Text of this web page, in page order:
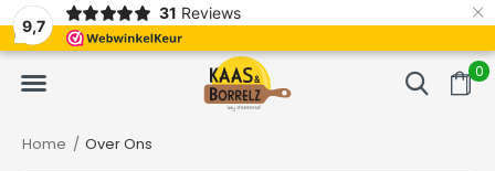
9,7
31 Reviews ×
0
Vaak volgende dag geleverd Gratis
Home Over Ons